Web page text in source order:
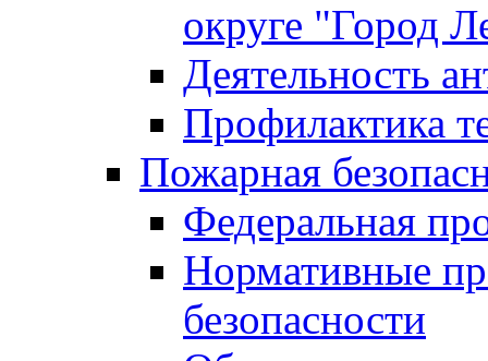
округе "Город
Деятельность
Профилактика
Пожарная
Федеральная
Нормативные
безопасности